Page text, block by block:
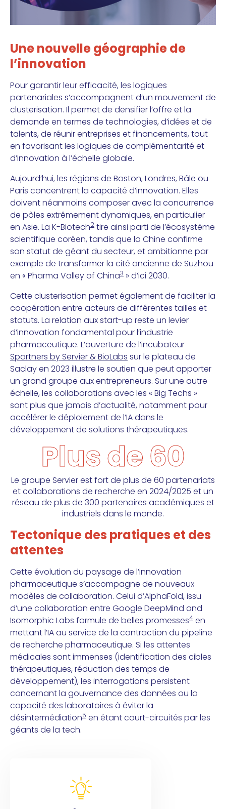
Une nouvelle géographie de
l’innovation
Pour garantir leur efficacité, les logiques
partenariales s’accompagnent d’un mouvement de
clusterisation. Il permet de densifier l’offre et la
demande en termes de technologies, d’idées et de
talents, de réunir entreprises et financements, tout
en favorisant les logiques de complémentarité et
d’innovation à l’échelle globale.
Aujourd’hui, les régions de Boston, Londres, Bâle ou
Paris concentrent la capacité d’innovation. Elles
doivent néanmoins composer avec la concurrence
de pôles extrêmement dynamiques, en particulier
en Asie. La K-Biotech2 tire ainsi parti de l’écosystème
scientifique coréen, tandis que la Chine confirme
son statut de géant du secteur, et ambitionne par
exemple de transformer la cité ancienne de Suzhou
en « Pharma Valley of China3 » d’ici 2030.
Cette clusterisation permet également de faciliter la
coopération entre acteurs de différentes tailles et
statuts. La relation aux start-up reste un levier
d’innovation fondamental pour l’industrie
pharmaceutique. L’ouverture de l’incubateur
Spartners by Servier & BioLabs sur le plateau de
Saclay en 2023 illustre le soutien que peut apporter
un grand groupe aux entrepreneurs. Sur une autre
échelle, les collaborations avec les « Big Techs »
sont plus que jamais d’actualité, notamment pour
accélérer le déploiement de l’IA dans le
développement de solutions thérapeutiques.
Plus de 60
Le groupe Servier est fort de plus de 60 partenariats
et collaborations de recherche en 2024/2025 et un
réseau de plus de 300 partenaires académiques et
industriels dans le monde.
Tectonique des pratiques et des
attentes
Cette évolution du paysage de l’innovation
pharmaceutique s’accompagne de nouveaux
modèles de collaboration. Celui d’AlphaFold, issu
d’une collaboration entre Google DeepMind and
Isomorphic Labs formule de belles promesses4 en
mettant l’IA au service de la contraction du pipeline
de recherche pharmaceutique. Si les attentes
médicales sont immenses (identification des cibles
thérapeutiques, réduction des temps de
développement), les interrogations persistent
concernant la gouvernance des données ou la
capacité des laboratoires à éviter la
désintermédiation5 en étant court-circuités par les
géants de la tech.